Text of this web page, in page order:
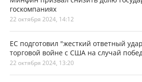
госкомпаниях
22 октября 2024, 14:12
ЕС подготовил "жесткий ответный
торговой войне с США на случай
22 октября 2024, 13:20